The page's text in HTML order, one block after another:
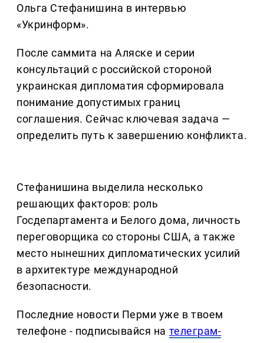
Ольга Стефанишина в интервью
«Укринформ».
После саммита на Аляске и серии
консультаций с российской стороной
украинская дипломатия сформировала
понимание допустимых границ
соглашения. Сейчас ключевая задача —
определить путь к завершению конфликта.
Стефанишина выделила несколько
решающих факторов: роль
Госдепартамента и Белого дома, личность
переговорщика со стороны США, а также
место нынешних дипломатических усилий
в архитектуре международной
безопасности.
Последние новости Перми уже в твоем
телефоне - подписывайся на телеграм-